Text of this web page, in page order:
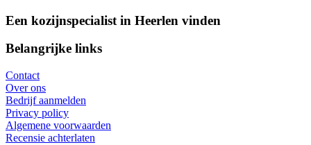
Een kozijnspecialist in Heerlen vinden
Belangrijke links
Contact
Over ons
Bedrijf aanmelden
Privacy policy
Algemene voorwaarden
Recensie achterlaten